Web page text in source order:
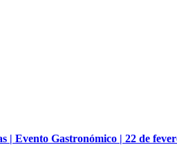
| Evento Gastronómico | 22 de